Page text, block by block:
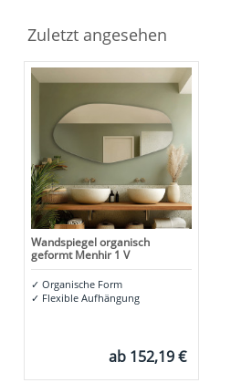
Zuletzt angesehen
Wandspiegel organisch
geformt Menhir 1 V
✓ Organische Form
✓ Flexible Aufhängung
ab 152,19 €